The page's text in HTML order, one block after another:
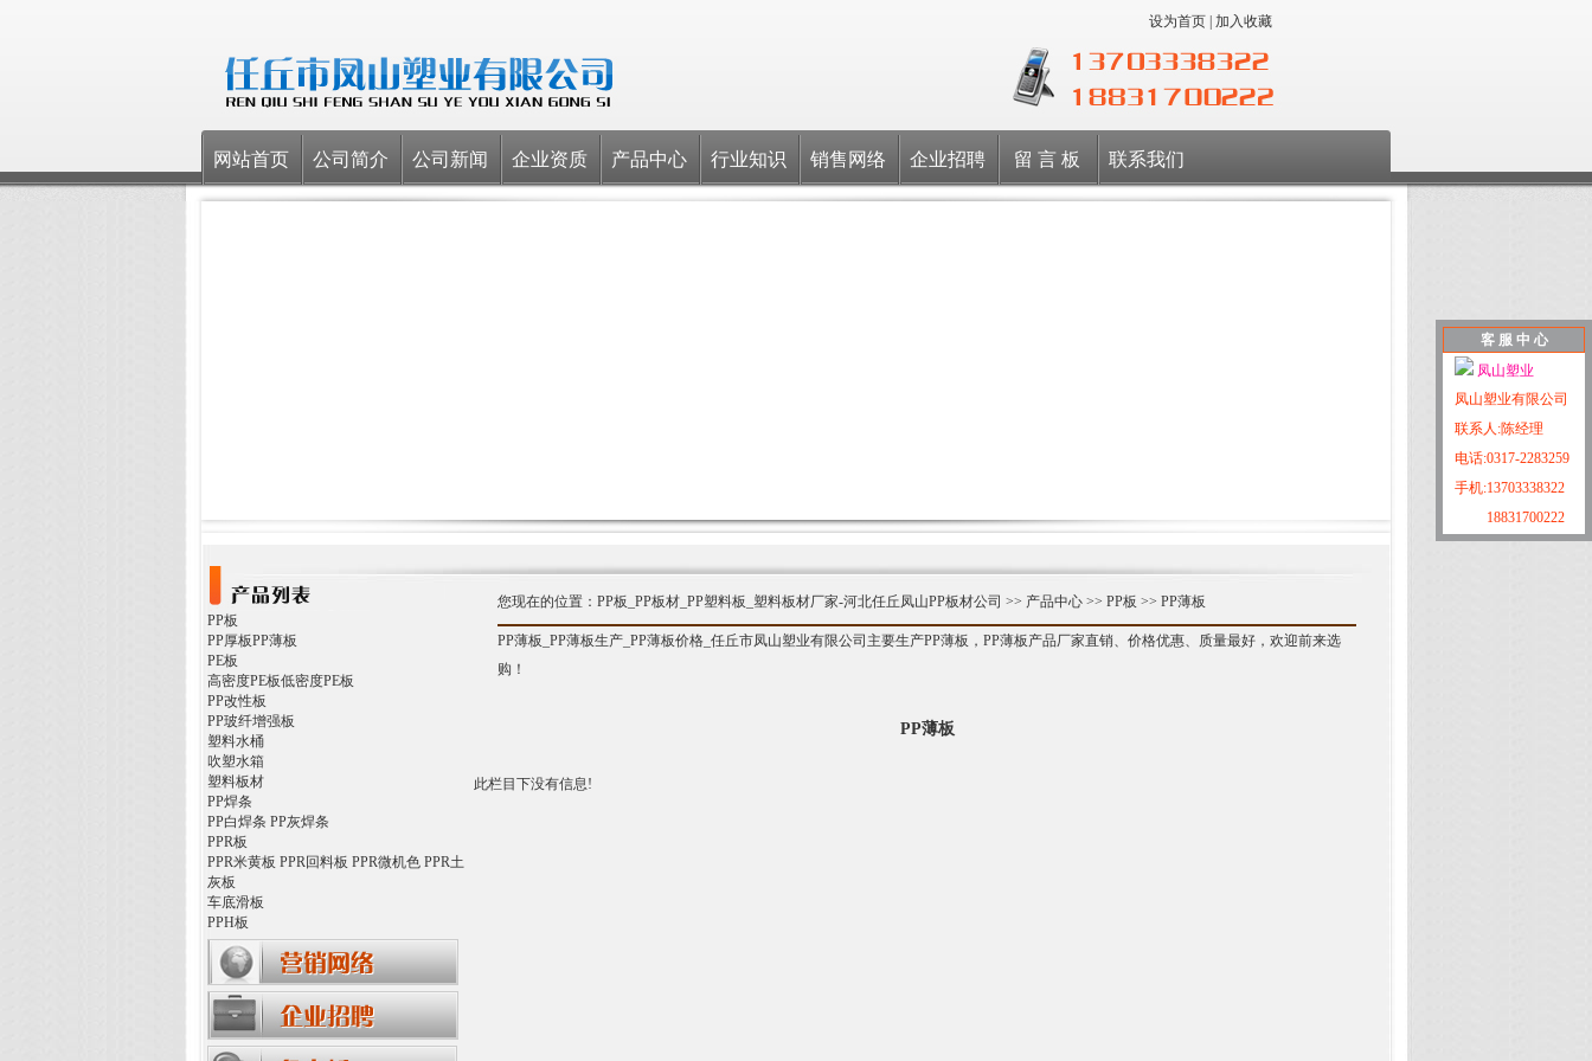
客 服 中 心
凤山塑业
凤山塑业有限公司
联系人:陈经理
电话:0317-2283259
手机:13703338322
18831700222
设为首页 加入收藏
网站首页 公司简介 公司新闻 企业资质 产品中心 行业知识 销售网络 企业招聘 留 言 板 联系我们
PP板
PP厚板PP薄板
PE板
高密度PE板低密度PE板
PP改性板
PP玻纤增强板
塑料水桶
吹塑水箱
塑料板材
PP焊条
PP白焊条 PP灰焊条
PPR板
PPR米黄板 PPR回料板 PPR微机色 PPR土
灰板
车底滑板
PPH板
您现在的位置： PP板_PP板材_PP塑料板_塑料板材厂家-河北任丘凤山PP板材公司 >> 产品中心 >> PP板 >> PP薄板
PP薄板_PP薄板生产_PP薄板价格_任丘市凤山塑业有限公司主要生产PP薄板，PP薄板产品厂家直销、价格优惠、质量最好，欢迎前来选
购！
PP薄板
此栏目下没有信息!